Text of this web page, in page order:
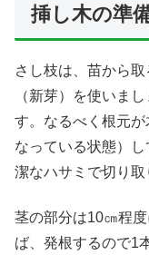
挿し木の準
さし枝は、苗から
（新芽）を使いま
す。なるべく根元が
なっている状態）
潔なハサミで切り取
茎の部分は10㎝程
ば、発根するので1